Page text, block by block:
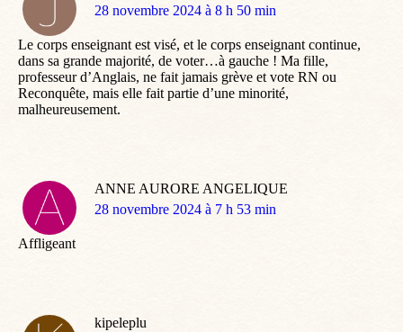
dit
28 novembre 2024 à 8 h 50 min
Le corps enseignant est visé, et le corps enseignant continue,
dans sa grande majorité, de voter…à gauche ! Ma fille,
professeur d’Anglais, ne fait jamais grève et vote RN ou
Reconquête, mais elle fait partie d’une minorité,
malheureusement.
ANNE AURORE ANGELIQUE
dit
28 novembre 2024 à 7 h 53 min
Affligeant
kipeleplu